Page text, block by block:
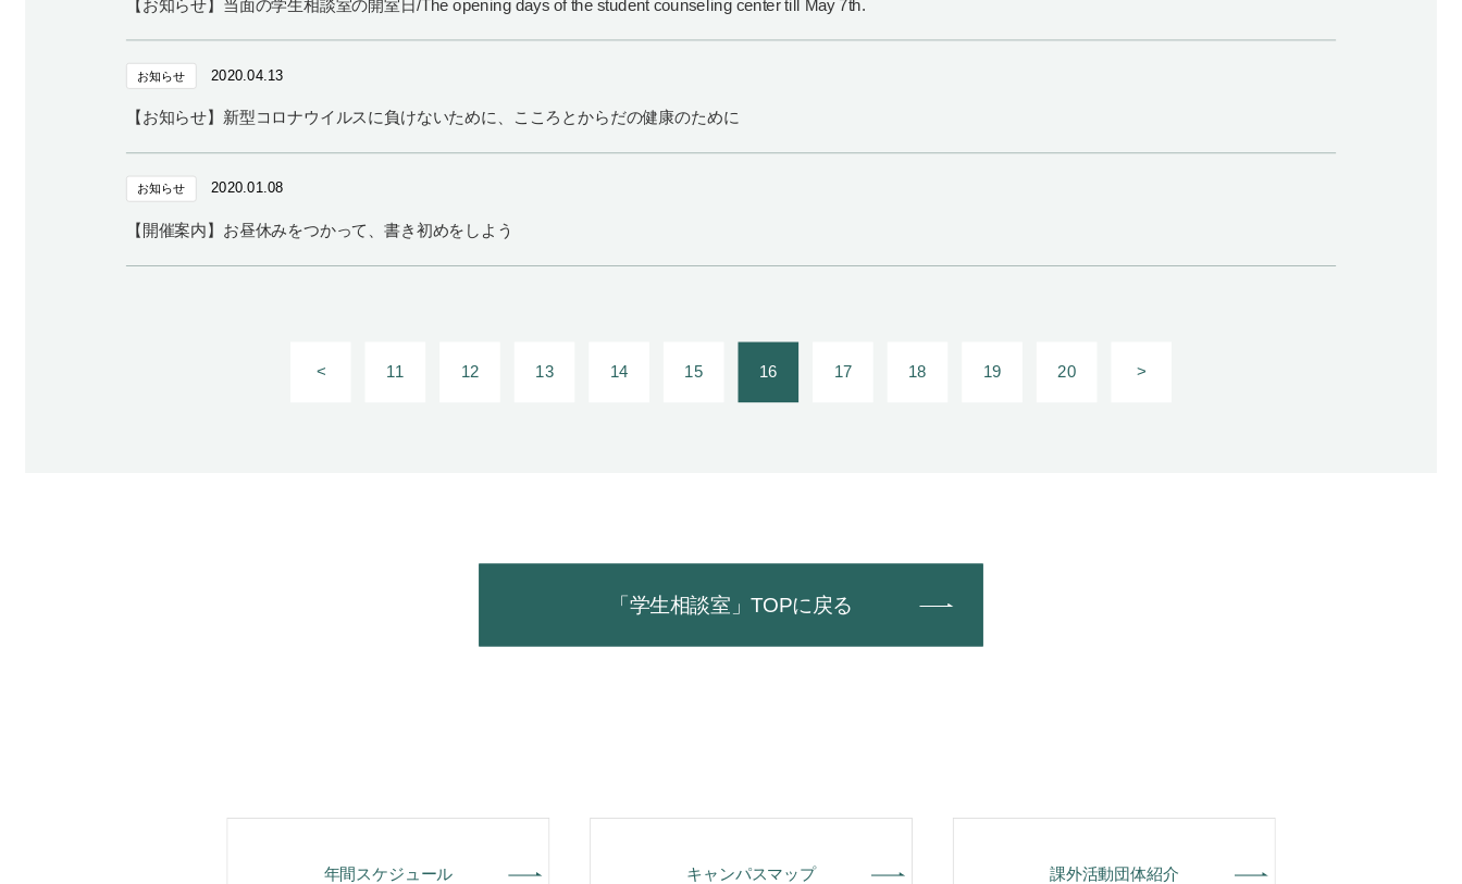
【お知らせ】当面の学生相談室の開室日/The opening days of the student counseling center till May 7th.
お知らせ 2020.04.13
【お知らせ】新型コロナウイルスに負けないために、こころとからだの健康のために
お知らせ 2020.01.08
【開催案内】お昼休みをつかって、書き初めをしよう
< 11 12 13 14 15 16 17 18 19 20 >
「学生相談室」TOPに戻る
年間スケジュール キャンパスマップ 課外活動団体紹介